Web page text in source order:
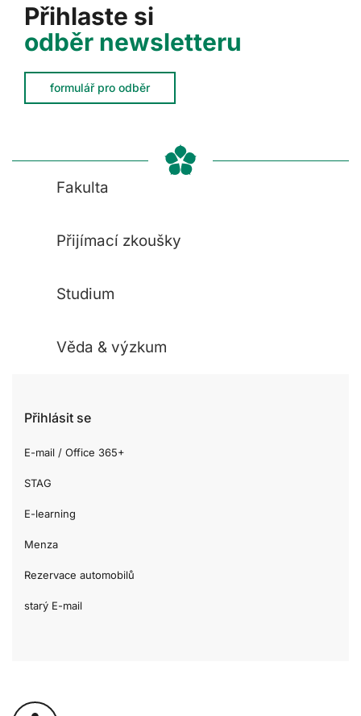
Přihlaste si
odběr newsletteru
formulář pro odběr
Fakulta
Přijímací zkoušky
Studium
Věda & výzkum
Přihlásit se
E-mail / Office 365+
STAG
E-learning
Menza
Rezervace automobilů
starý E-mail